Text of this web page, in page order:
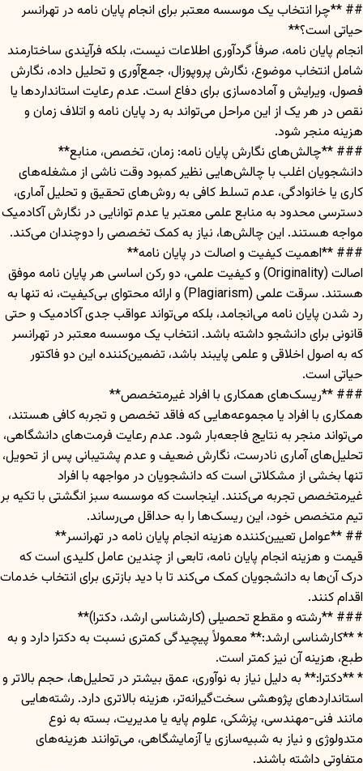
## **چرا انتخاب یک موسسه معتبر برای انجام پایان نامه در تهرانسر
حیاتی است؟**
انجام پایان نامه، صرفاً گردآوری اطلاعات نیست، بلکه فرآیندی ساختارمند
شامل انتخاب موضوع، نگارش پروپوزال، جمع‌آوری و تحلیل داده، نگارش
فصول، ویرایش و آماده‌سازی برای دفاع است. عدم رعایت استانداردها یا
نقص در هر یک از این مراحل می‌تواند به رد پایان نامه و اتلاف زمان و
هزینه منجر شود.
### **چالش‌های نگارش پایان نامه: زمان، تخصص، منابع**
دانشجویان اغلب با چالش‌هایی نظیر کمبود وقت ناشی از مشغله‌های
کاری یا خانوادگی، عدم تسلط کافی به روش‌های تحقیق و تحلیل آماری،
دسترسی محدود به منابع علمی معتبر یا عدم توانایی در نگارش آکادمیک
مواجه هستند. این چالش‌ها، نیاز به کمک تخصصی را دوچندان می‌کند.
### **اهمیت کیفیت و اصالت در پایان نامه**
اصالت (Originality) و کیفیت علمی، دو رکن اساسی هر پایان نامه موفق
هستند. سرقت علمی (Plagiarism) و ارائه محتوای بی‌کیفیت، نه تنها به
رد شدن پایان نامه می‌انجامد، بلکه می‌تواند عواقب جدی آکادمیک و حتی
قانونی برای دانشجو داشته باشد. انتخاب یک موسسه معتبر در تهرانسر
که به اصول اخلاقی و علمی پایبند باشد، تضمین‌کننده این دو فاکتور
حیاتی است.
### **ریسک‌های همکاری با افراد غیرمتخصص**
همکاری با افراد یا مجموعه‌هایی که فاقد تخصص و تجربه کافی هستند،
می‌تواند منجر به نتایج فاجعه‌بار شود. عدم رعایت فرمت‌های دانشگاهی،
تحلیل‌های آماری نادرست، نگارش ضعیف و عدم پشتیبانی پس از تحویل،
تنها بخشی از مشکلاتی است که دانشجویان در مواجهه با افراد
غیرمتخصص تجربه می‌کنند. اینجاست که موسسه سبز انگشتی با تکیه بر
تیم متخصص خود، این ریسک‌ها را به حداقل می‌رساند.
## **عوامل تعیین‌کننده هزینه انجام پایان نامه در تهرانسر**
قیمت و هزینه انجام پایان نامه، تابعی از چندین عامل کلیدی است که
درک آن‌ها به دانشجویان کمک می‌کند تا با دید بازتری برای انتخاب خدمات
اقدام کنند.
### **رشته و مقطع تحصیلی (کارشناسی ارشد، دکترا)**
* **کارشناسی ارشد:** معمولاً پیچیدگی کمتری نسبت به دکترا دارد و به
طبع، هزینه آن نیز کمتر است.
* **دکترا:** به دلیل نیاز به نوآوری، عمق بیشتر در تحلیل‌ها، حجم بالاتر و
استانداردهای پژوهشی سخت‌گیرانه‌تر، هزینه بالاتری دارد. رشته‌هایی
مانند فنی-مهندسی، پزشکی، علوم پایه یا مدیریت، بسته به نوع
متدولوژی و نیاز به شبیه‌سازی یا آزمایشگاهی، می‌توانند هزینه‌های
متفاوتی داشته باشند.